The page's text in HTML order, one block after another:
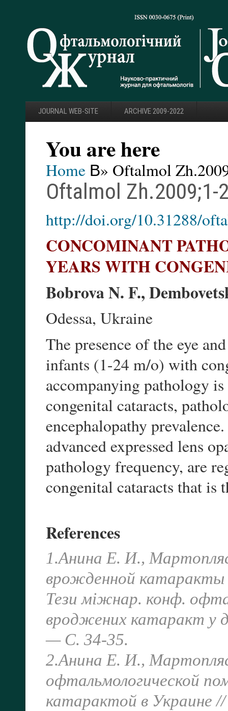
JOURNAL WEB-SITE ARCHIVE 2009-2022
You are here
Home В» Oftalmol
Oftalmol Zh.2009;1-
http://doi.org/10.31288/
CONCOMINANT
YEARS WITH
Bobrova N. F.,
Odessa, Ukraine
The presence of the eye
infants (1-24 m/o) with
accompanying pathology
congenital cataracts,
encephalopathy
advanced expressed lens
pathology frequency, are
congenital cataracts that is
References
1.Анина Е. И.,
врожденной катаракты
Тези міжнар. конф.
вроджених катаракт у
— С. 34-35.
2.Анина Е. И.,
офтальмологической
катарактой в Украине